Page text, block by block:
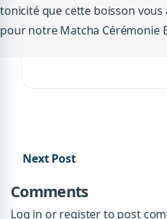
tonicité que cette boisson
pour notre Matcha Cérémonie
Next Post
Comments
Log in or register to post